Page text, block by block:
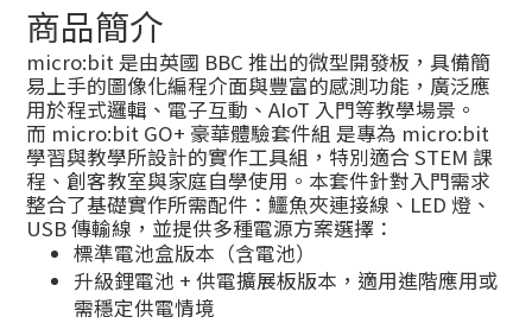
商品簡介
micro:bit 是由英國 BBC 推出的微型開發板，具備簡
易上手的圖像化編程介面與豐富的感測功能，廣泛應
用於程式邏輯、電子互動、AIoT 入門等教學場景。
而 micro:bit GO+ 豪華體驗套件組 是專為 micro:bit
學習與教學所設計的實作工具組，特別適合 STEM 課
程、創客教室與家庭自學使用。本套件針對入門需求
整合了基礎實作所需配件：鱷魚夾連接線、LED 燈、
USB 傳輸線，並提供多種電源方案選擇：
標準電池盒版本（含電池）
升級鋰電池 + 供電擴展板版本，適用進階應用或
需穩定供電情境